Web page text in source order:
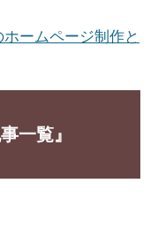
ホームページ制作と
一覧』